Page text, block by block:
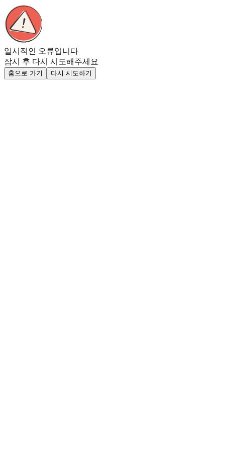
일시적인 오류입니다
잠시 후 다시 시도해주세요
홈으로 가기 다시 시도하기